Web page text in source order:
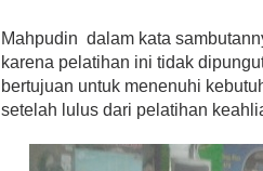
Mahpudin dalam kata
karena pelatihan ini tidak
bertujuan untuk menenuhi
setelah lulus dari pelatihan